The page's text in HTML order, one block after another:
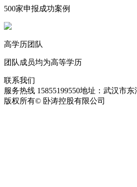
500家申报成功案例
高学历团队
团队成员均为高等学历
联系我们
服务热线 15855199550地址：武汉市东
版权所有© 卧涛控股有限公司